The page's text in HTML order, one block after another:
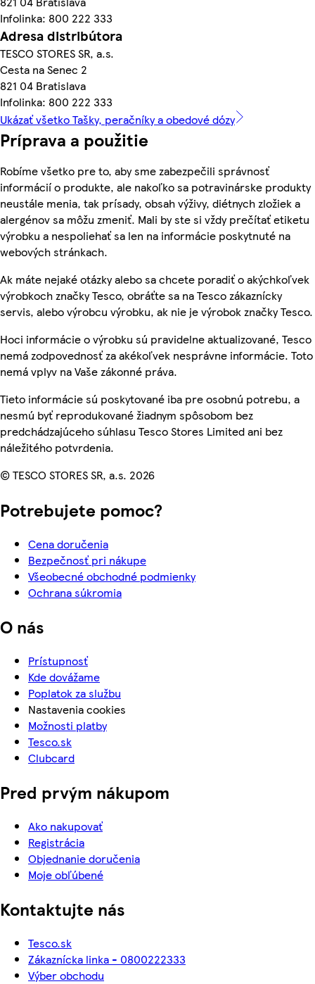
Infolinka: 800 222 333
Adresa distribútora
TESCO STORES SR, a.s.
Cesta na Senec 2
821 04 Bratislava
Infolinka: 800 222 333
Ukázať všetko Tašky, peračníky a obedové dózy
Príprava a použitie
Robíme všetko pre to, aby sme zabezpečili správnosť
informácií o produkte, ale nakoľko sa potravinárske produkty
neustále menia, tak prísady, obsah výživy, diétnych zložiek a
alergénov sa môžu zmeniť. Mali by ste si vždy prečítať etiketu
výrobku a nespoliehať sa len na informácie poskytnuté na
webových stránkach.
Ak máte nejaké otázky alebo sa chcete poradiť o akýchkoľvek
výrobkoch značky Tesco, obráťte sa na Tesco zákaznícky
servis, alebo výrobcu výrobku, ak nie je výrobok značky Tesco.
Hoci informácie o výrobku sú pravidelne aktualizované, Tesco
nemá zodpovednosť za akékoľvek nesprávne informácie. Toto
nemá vplyv na Vaše zákonné práva.
Tieto informácie sú poskytované iba pre osobnú potrebu, a
nesmú byť reprodukované žiadnym spôsobom bez
predchádzajúceho súhlasu Tesco Stores Limited ani bez
náležitého potvrdenia.
© TESCO STORES SR, a.s. 2026
Potrebujete pomoc?
Cena doručenia
Bezpečnosť pri nákupe
Všeobecné obchodné podmienky
Ochrana súkromia
O nás
Prístupnosť
Kde dovážame
Poplatok za službu
Nastavenia cookies
Možnosti platby
Tesco.sk
Clubcard
Pred prvým nákupom
Ako nakupovať
Registrácia
Objednanie doručenia
Moje obľúbené
Kontaktujte nás
Tesco.sk
Zákaznícka linka - 0800222333
Výber obchodu